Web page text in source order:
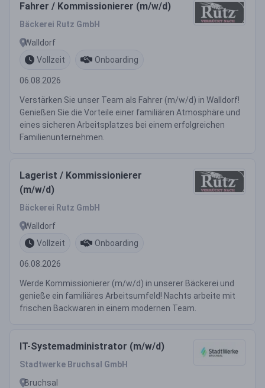
Fahrer / Kommissionierer (m/w/d)
Bäckerei Rutz GmbH
Walldorf
Vollzeit
Onboarding
06.08.2026
Verstärken Sie unser Team als Fahrer (m/w/d) in Walldorf!
Genießen Sie die Vorteile einer familiären Atmosphäre und
eines sicheren Arbeitsplatzes bei einem erfolgreichen
Familienunternehmen.
Lagerist / Kommissionierer
(m/w/d)
Bäckerei Rutz GmbH
Walldorf
Vollzeit
Onboarding
06.08.2026
Werde Kommissionierer (m/w/d) in unserer Bäckerei und
genieße ein familiäres Arbeitsumfeld! Nachts arbeite mit
frischen Backwaren in einem modernen Team.
IT-Systemadministrator (m/w/d)
Stadtwerke Bruchsal GmbH
Bruchsal